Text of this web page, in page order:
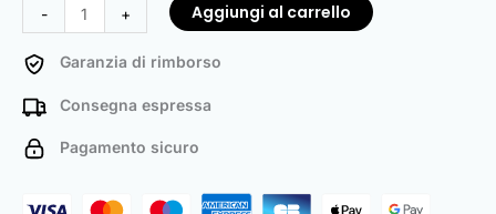
- + Aggiungi al carrello
Garanzia di rimborso
Consegna espressa
Pagamento sicuro